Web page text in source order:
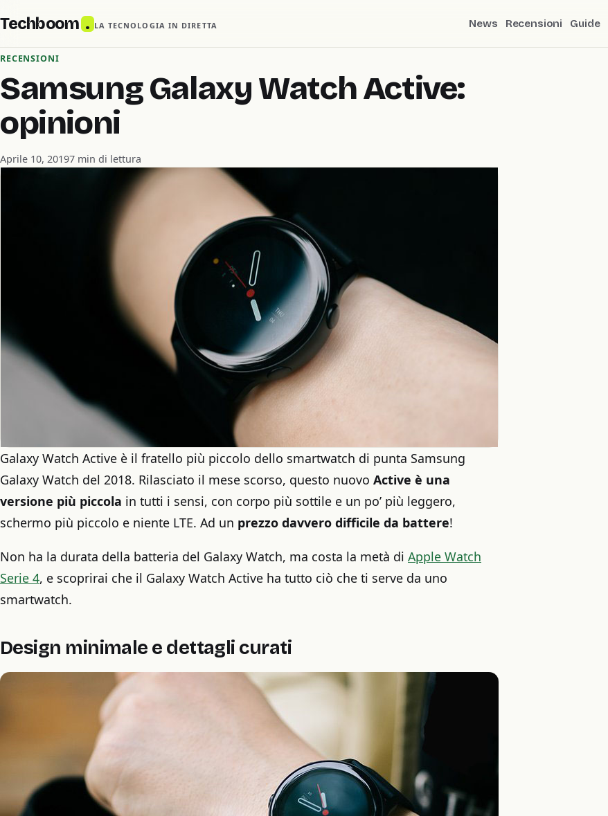
Techboom . LA TECNOLOGIA IN DIRETTA News Recensioni Guide
RECENSIONI
Samsung Galaxy Watch Active:
opinioni
Aprile 10, 20197 min di lettura
Galaxy Watch Active è il fratello più piccolo dello smartwatch di punta Samsung
Galaxy Watch del 2018. Rilasciato il mese scorso, questo nuovo Active è una
versione più piccola in tutti i sensi, con corpo più sottile e un po’ più leggero,
schermo più piccolo e niente LTE. Ad un prezzo davvero difficile da battere!
Non ha la durata della batteria del Galaxy Watch, ma costa la metà di Apple Watch
Serie 4, e scoprirai che il Galaxy Watch Active ha tutto ciò che ti serve da uno
smartwatch.
Design minimale e dettagli curati